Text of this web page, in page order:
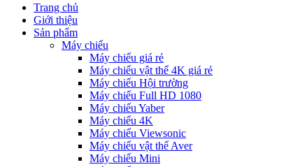
Trang chủ
Giới thiệu
Sản phẩm
Máy chiếu
Máy chiếu giá rẻ
Máy chiếu vật thể 4K giá rẻ
Máy chiếu Hội trường
Máy chiếu Full HD 1080
Máy chiếu Yaber
Máy chiếu 4K
Máy chiếu Viewsonic
Máy chiếu vật thể Aver
Máy chiếu Mini